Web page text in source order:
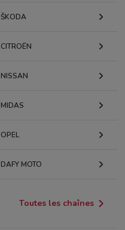
KODA
CITROËN
NISSAN
MIDAS
OPEL
DAFY MOTO
Toutes les chaînes